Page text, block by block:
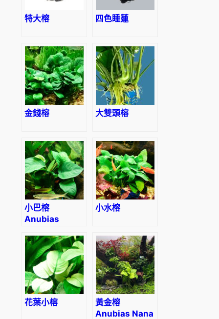
特大榕 四色睡蓮
金錢榕 大雙頭榕
小巴榕
Anubias
小水榕
花葉小榕
黃金榕
Anubias Nana